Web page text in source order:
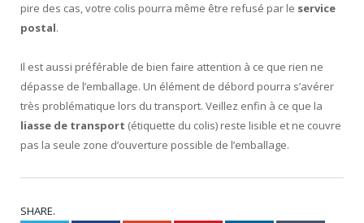
pire des cas, votre colis pourra même être refusé par le service
postal.
Il est aussi préférable de bien faire attention à ce que rien ne
dépasse de l’emballage. Un élément de débord pourra s’avérer
très problématique lors du transport. Veillez enfin à ce que la
liasse de transport (étiquette du colis) reste lisible et ne couvre
pas la seule zone d’ouverture possible de l’emballage.
SHARE.